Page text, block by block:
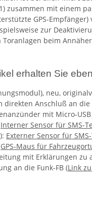
zusammen mit einem
GPS-
zur
Toranlagen beim
erhalten Sie
neu,
direkten Anschluß an die
mit Micro-
Interner Sensor für SMS-
Externer Sensor für
GPS-Maus für
mit Erklärungen zu
an die Funk-FB (Link